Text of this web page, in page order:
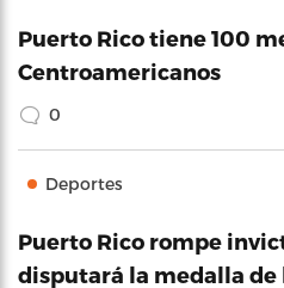
Puerto Rico tiene 100
Centroamericanos
0
Deportes
Puerto Rico rompe
disputará la medalla de